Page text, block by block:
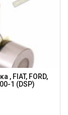
, FIAT, FORD,
1 (DSP)